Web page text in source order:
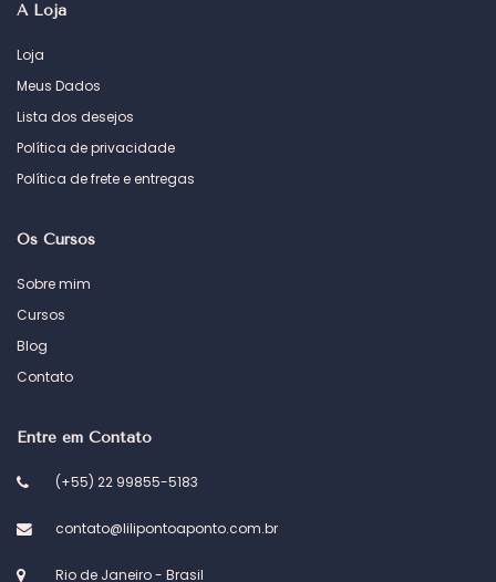
A Loja
Loja
Meus Dados
Lista dos desejos
Política de privacidade
Política de frete e entregas
Os Cursos
Sobre mim
Cursos
Blog
Contato
Entre em Contato
(+55) 22 99855-5183
contato@lilipontoaponto.com.br
Rio de Janeiro - Brasil